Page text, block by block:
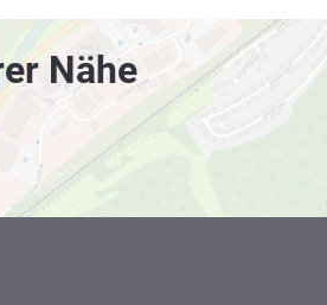
Nähe